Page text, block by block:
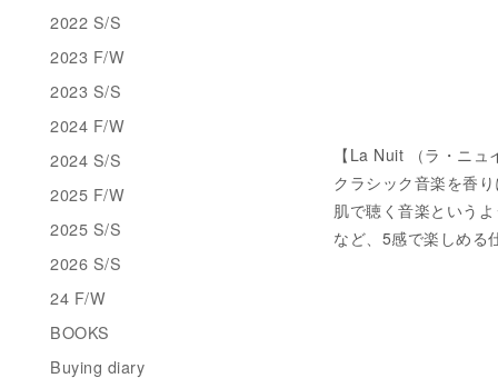
【La Nuit （ラ・ニュ
クラシック音楽を香
肌で聴く音楽という
など、5感で楽しめる
2022 S/S
2023 F/W
2023 S/S
2024 F/W
2024 S/S
2025 F/W
2025 S/S
2026 S/S
24 F/W
BOOKS
Buying diary